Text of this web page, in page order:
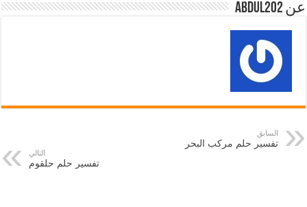
عن abdul202
السابق
تفسير حلم مركب البحر
التالي
تفسير حلم حلقوم